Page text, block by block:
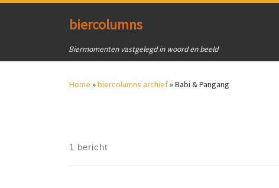
biercolumns
Biermomenten vastgelegd in woord en beeld
Home »biercolumns archief»Babi & Pangang
1 bericht